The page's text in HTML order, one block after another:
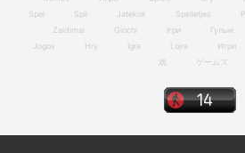
Spel
Spil Jatekok Spelletjes
Zaidimai
Giochi Ігри Гульні
Jogos
Hry Igre Lojra Игри
戏
ゲームズ